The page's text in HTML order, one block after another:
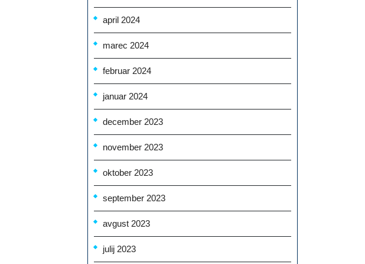
april 2024
marec 2024
februar 2024
januar 2024
december 2023
november 2023
oktober 2023
september 2023
avgust 2023
julij 2023